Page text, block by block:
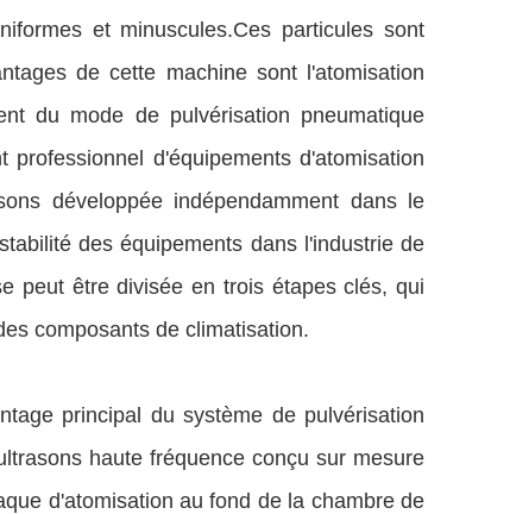
et minuscules.Ces particules sont
de cette machine sont l'atomisation
du mode de pulvérisation pneumatique
d'équipements d'atomisation
développée indépendamment dans le
des équipements dans l'industrie de
peut être divisée en trois étapes clés, qui
composants de climatisation.
principal du système de pulvérisation
haute fréquence conçu sur mesure
d'atomisation au fond de la chambre de